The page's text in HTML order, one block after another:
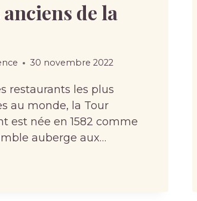
de la
30 novembre 2022
restaurants les plus
au monde, la Tour
est née en 1582 comme
auberge aux…